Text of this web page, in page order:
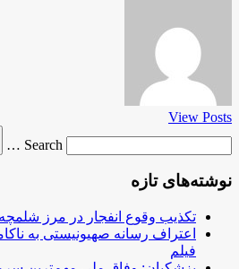
View Posts
Search …
نوشته‌های تازه
تکذیب وقوع انفجار در مرز شلمچه
اعتراف رسانه صهیونیستی به
فیلم